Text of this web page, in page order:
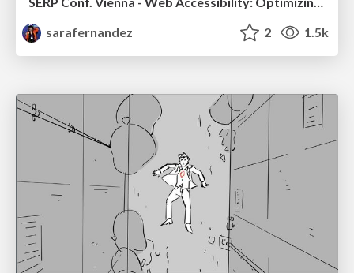
sarafernandez
2 1.5k